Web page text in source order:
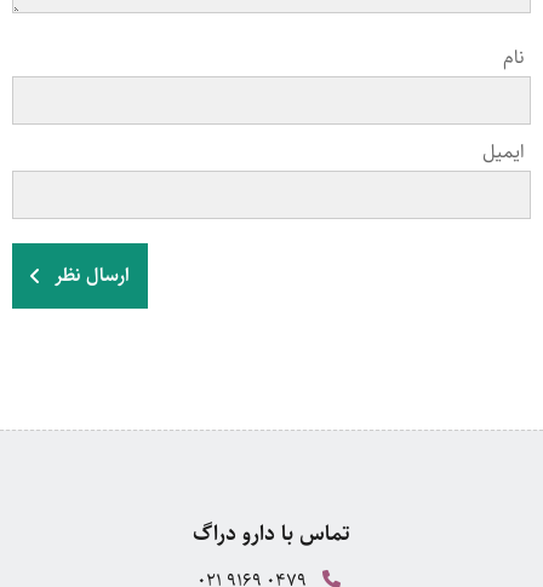
نام
ایمیل
ارسال نظر
تماس با دارو دراگ
021 9169 0479